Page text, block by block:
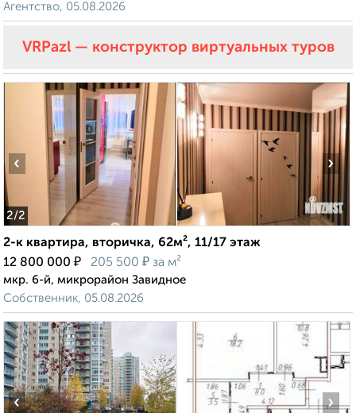
Агентство, 05.08.2026
VRPazl — конструктор виртуальных туров
2/2
‹ ›
2-к квартира, вторичка, 62м², 11/17 этаж
12 800 000 ₽ 205 500 ₽ за м²
мкр. 6-й, микрорайон Завидное
Собственник, 05.08.2026
‹ ›